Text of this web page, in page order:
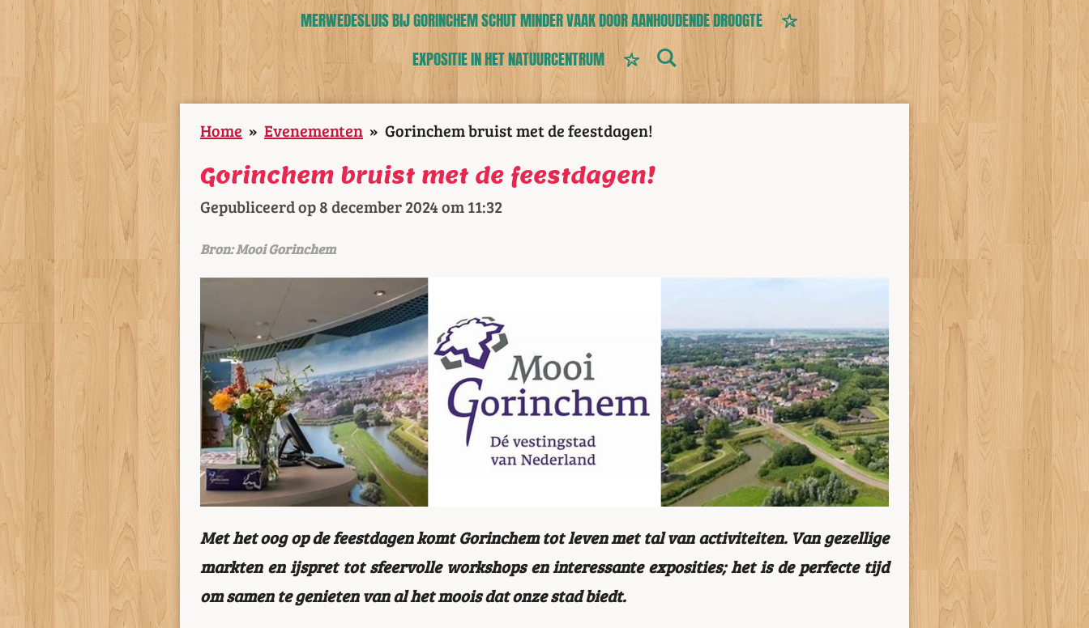
MERWEDESLUIS BIJ GORINCHEM SCHUT MINDER VAAK DOOR AANHOUDENDE DROOGTE
EXPOSITIE IN HET NATUURCENTRUM
Home » Evenementen » Gorinchem bruist met de feestdagen!
Gorinchem bruist met de feestdagen!
Gepubliceerd op 8 december 2024 om 11:32
Bron: Mooi Gorinchem
Met het oog op de feestdagen komt Gorinchem tot leven met tal van activiteiten. Van gezellige
markten en ijspret tot sfeervolle workshops en interessante exposities; het is de perfecte tijd
om samen te genieten van al het moois dat onze stad biedt.